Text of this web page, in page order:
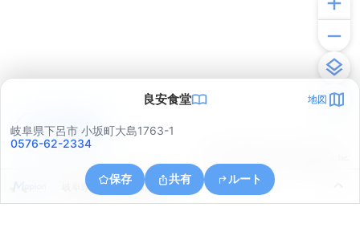
良安食堂 地図
岐阜県下呂市 小坂町大島1763-1
0576-62-2334
保存 共有 ルート
岐阜県下呂市小坂町大島
アプリで見る